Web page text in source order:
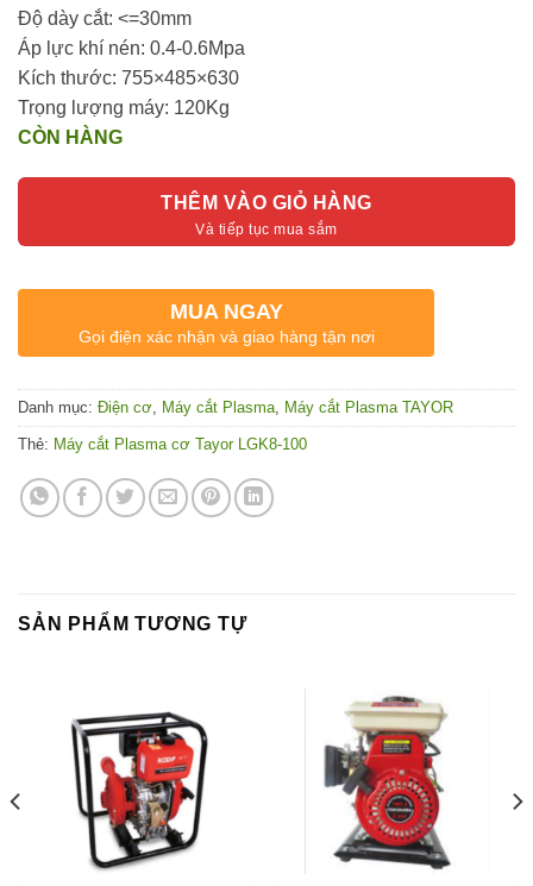
Độ dày cắt: <=30mm
Áp lực khí nén: 0.4-0.6Mpa
Kích thước: 755×485×630
Trọng lượng máy: 120Kg
CÒN HÀNG
THÊM VÀO GIỎ HÀNG
MUA NGAY
Gọi điện xác nhận và giao hàng tận nơi
Danh mục: Điện cơ, Máy cắt Plasma, Máy cắt Plasma TAYOR
Thẻ: Máy cắt Plasma cơ Tayor LGK8-100
SẢN PHẨM TƯƠNG TỰ